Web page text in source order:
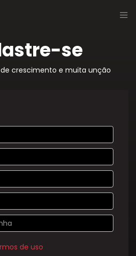
se
crescimento e muita unção
de uso